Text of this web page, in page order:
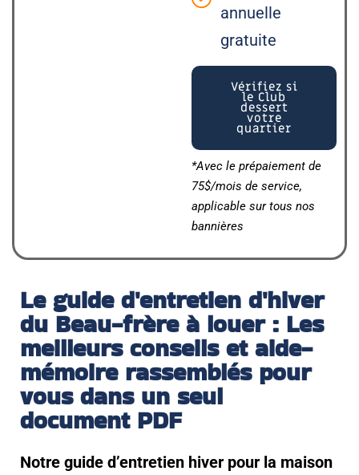
annuelle
gratuite
Vérifiez si
le Club
dessert
votre
quartier
*Avec le prépaiement de
75$/mois de service,
applicable sur tous nos
bannières
Le guide d'entretien d'hiver
du Beau-frère à louer : Les
meilleurs conseils et aide-
mémoire rassemblés pour
vous dans un seul
document PDF
Notre guide d’entretien hiver pour la maison